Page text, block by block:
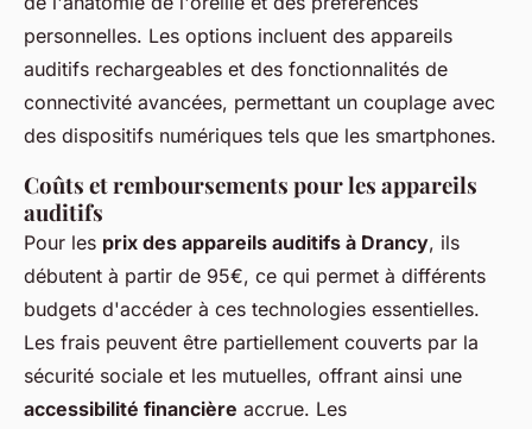
personnelles. Les options incluent des appareils
auditifs rechargeables et des fonctionnalités de
connectivité avancées, permettant un couplage avec
des dispositifs numériques tels que les smartphones.
Coûts et remboursements pour les appareils
auditifs
Pour les prix des appareils auditifs à Drancy, ils
débutent à partir de 95€, ce qui permet à différents
budgets d'accéder à ces technologies essentielles.
Les frais peuvent être partiellement couverts par la
sécurité sociale et les mutuelles, offrant ainsi une
accessibilité financière accrue. Les